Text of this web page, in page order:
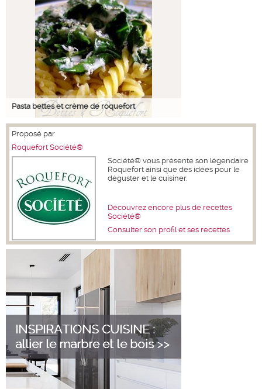
Pasta bettes et crème de roquefort
Proposé par
Roquefort Société®
Société® vous présente son légendaire
Roquefort ainsi que des idées pour le
déguster et le cuisiner.
Découvrez encore plus de recettes
Société®
Consulter son profil et ses recettes